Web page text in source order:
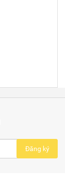
Đăng ký